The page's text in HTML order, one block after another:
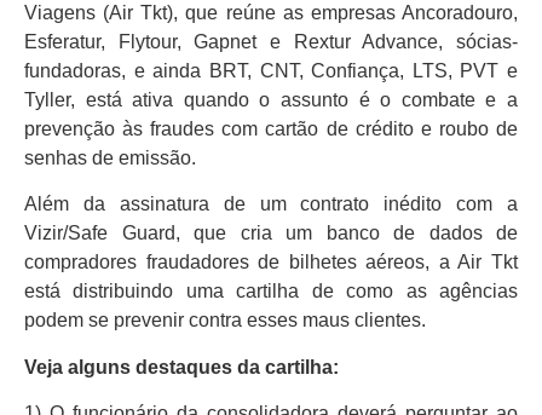
Viagens (Air Tkt), que reúne as empresas Ancoradouro,
Esferatur, Flytour, Gapnet e Rextur Advance, sócias-
fundadoras, e ainda BRT, CNT, Confiança, LTS, PVT e
Tyller, está ativa quando o assunto é o combate e a
prevenção às fraudes com cartão de crédito e roubo de
senhas de emissão.
Além da assinatura de um contrato inédito com a
Vizir/Safe Guard, que cria um banco de dados de
compradores fraudadores de bilhetes aéreos, a Air Tkt
está distribuindo uma cartilha de como as agências
podem se prevenir contra esses maus clientes.
Veja alguns destaques da cartilha: